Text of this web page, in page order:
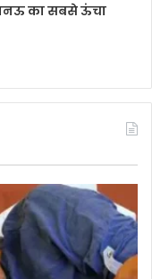
का सबसे ऊंचा